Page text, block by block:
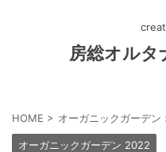
房総オルタ
HOME > オーガニックガーデン
オーガニックガーデン 2022